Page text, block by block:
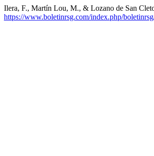
Ilera, F., Martín Lou, M., & Lozano de San
https://www.boletinrsg.com/index.php/